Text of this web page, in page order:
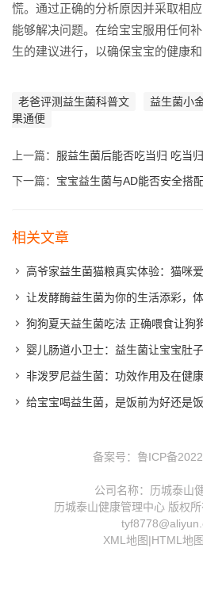
慌。通过正确的分析原因并采取相
能够解决问题。在给宝宝服用任何
生的建议进行，以确保宝宝的健康和
老爸评测益生菌科普文 益生菌小
果通便
上一篇： 服益生菌后能否吃当归 吃当
下一篇： 宝宝益生菌与AD能否安全搭
相关文章
高爷家益生菌猫粮真实体验：猫咪
让发酵酶益生菌为你的生活添彩，
狗狗夏天益生菌吃法 正确喂食让狗
婴儿肠道小卫士：益生菌让宝宝肚
非泼罗尼益生菌：功效作用及在健
给宝宝喝益生菌，是饭前为好还是
备案号： 鲁ICP备
公司名称：历城泰山
历城泰山健康管理中心 版权所
XML地图|HTML地图